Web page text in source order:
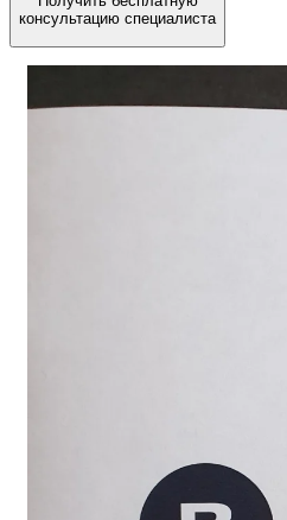
консультацию специалиста